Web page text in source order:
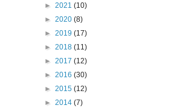
► 2021 (10)
► 2020 (8)
► 2019 (17)
► 2018 (11)
► 2017 (12)
► 2016 (30)
► 2015 (12)
► 2014 (7)